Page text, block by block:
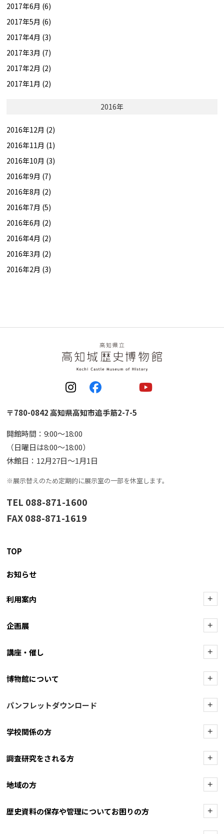
2017年6月 (6)
2017年5月 (6)
2017年4月 (3)
2017年3月 (7)
2017年2月 (2)
2017年1月 (2)
2016年
2016年12月 (2)
2016年11月 (1)
2016年10月 (3)
2016年9月 (7)
2016年8月 (2)
2016年7月 (5)
2016年6月 (2)
2016年4月 (2)
2016年3月 (2)
2016年2月 (3)
〒780-0842 高知県高知市追手筋2-7-5
開館時間：9:00〜18:00
（日曜日は8:00〜18:00）
休館日：12月27日〜1月1日
※展示替えのため定期的に展示室の一部を休室します。
TEL 088-871-1600
FAX 088-871-1619
TOP
お知らせ
利用案内 +
企画展 +
講座・催し +
博物館について +
パンフレットダウンロード +
学校関係の方 +
調査研究をされる方 +
地域の方 +
歴史資料の保存や管理についてお困りの方 +